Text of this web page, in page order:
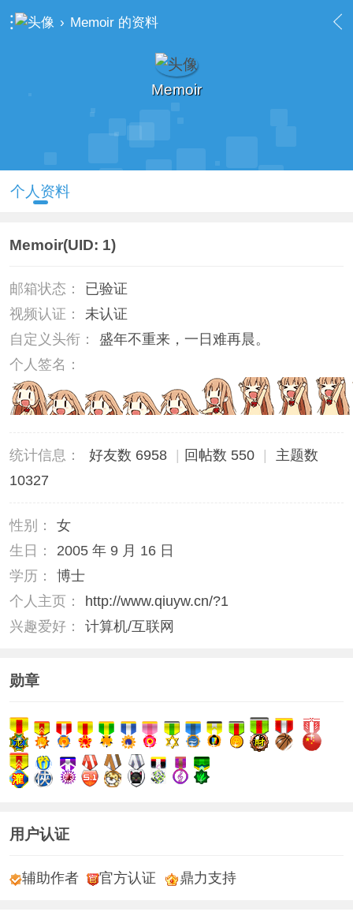
› Memoir 的资料
Memoir
个人资料
Memoir(UID: 1)
邮箱状态：
已验证
视频认证：
未认证
自定义头衔：
盛年不重来，一日难再晨。
个人签名：
统计信息： 好友数 6958 | 回帖数 550 |
主题数
10327
性别：
女
生日：
2005 年 9 月 16 日
学历：
博士
个人主页：
http://www.qiuyw.cn/?1
兴趣爱好：
计算机/互联网
勋章
用户认证
辅助作者 官方认证 鼎力支持